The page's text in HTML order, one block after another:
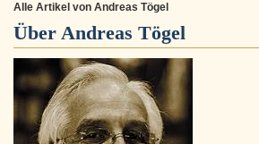
Alle Artikel von Andreas Tögel
Über Andreas Tögel